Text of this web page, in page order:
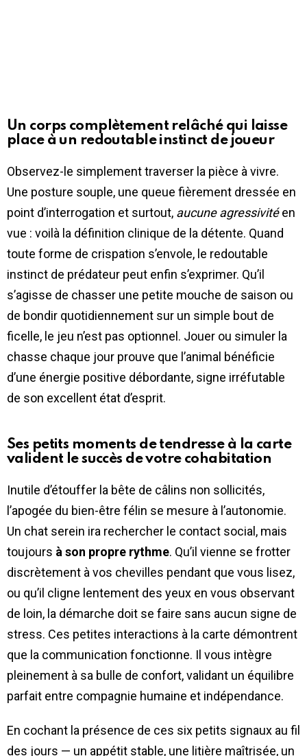
Un corps complètement relâché qui laisse
place à un redoutable instinct de joueur
Observez-le simplement traverser la pièce à vivre.
Une posture souple, une queue fièrement dressée en
point d’interrogation et surtout, aucune agressivitéen
vue : voilà la définition clinique de la détente. Quand
toute forme de crispation s’envole, le redoutable
instinct de prédateur peut enfin s’exprimer. Qu’il
s’agisse de chasser une petite mouche de saison ou
de bondir quotidiennement sur un simple bout de
ficelle, le jeu n’est pas optionnel. Jouer ou simuler la
chasse chaque jour prouve que l’animal bénéficie
d’une énergie positive débordante, signe irréfutable
de son excellent état d’esprit.
Ses petits moments de tendresse à la carte
valident le succès de votre cohabitation
Inutile d’étouffer la bête de câlins non sollicités,
l’apogée du bien-être félin se mesure à l’autonomie.
Un chat serein ira rechercher le contact social, mais
toujours à son propre rythme. Qu’il vienne se frotter
discrètement à vos chevilles pendant que vous lisez,
ou qu’il cligne lentement des yeux en vous observant
de loin, la démarche doit se faire sans aucun signe de
stress. Ces petites interactions à la carte démontrent
que la communication fonctionne. Il vous intègre
pleinement à sa bulle de confort, validant un équilibre
parfait entre compagnie humaine et indépendance.
En cochant la présence de ces six petits signaux au fil
des jours — un appétit stable, une litière maîtrisée, un